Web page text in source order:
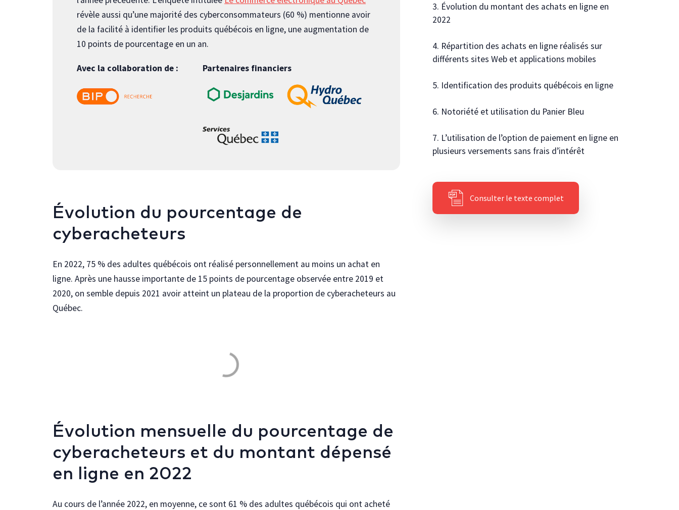
révèle aussi qu’une majorité des cyberconsommateurs (60 %) mentionne avoir
de la facilité à identifier les produits québécois en ligne, une augmentation de
10 points de pourcentage en un an.
Avec la collaboration de : Partenaires financiers
Évolution du pourcentage de
cyberacheteurs
En 2022, 75 % des adultes québécois ont réalisé personnellement au moins un achat en
ligne. Après une hausse importante de 15 points de pourcentage observée entre 2019 et
2020, on semble depuis 2021 avoir atteint un plateau de la proportion de cyberacheteurs au
Québec.
Évolution mensuelle du pourcentage de
cyberacheteurs et du montant dépensé
en ligne en 2022
Au cours de l’année 2022, en moyenne, ce sont 61 % des adultes québécois qui ont acheté
3. Évolution du montant des achats en ligne en
2022
4. Répartition des achats en ligne réalisés sur
différents sites Web et applications mobiles
5. Identification des produits québécois en ligne
6. Notoriété et utilisation du Panier Bleu
7. L’utilisation de l’option de paiement en ligne en
plusieurs versements sans frais d’intérêt
Consulter le texte complet